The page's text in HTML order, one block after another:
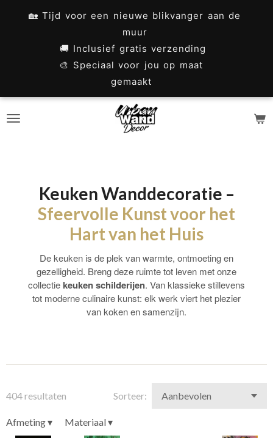
🏡 Tijd voor een nieuwe blikvanger aan de
muur
🚚 Inclusief gratis verzending
🎨 Speciaal voor jou op maat
gemaakt
Keuken Wanddecoratie –
Sfeervolle Kunst voor het
Hart van het Huis
De keuken is de plek van warmte, ontmoeting en
gezelligheid. Breng deze ruimte tot leven met onze
collectie keuken schilderijen. Van klassieke stillevens
tot moderne culinaire kunst: elk werk viert het plezier
van koken en samenzijn.
404 resultaten Sorteer:
Afmeting▾ Materiaal▾